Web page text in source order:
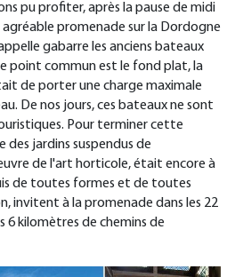
pu profiter, après la pause de midi
agréable promenade sur la Dordogne
gabarre les anciens bateaux
point commun est le fond plat, la
de porter une charge maximale
De nos jours, ces bateaux ne sont
Pour terminer cette
des jardins suspendus de
de l'art horticole, était encore à
de toutes formes et de toutes
invitent à la promenade dans les 22
6 kilomètres de chemins de